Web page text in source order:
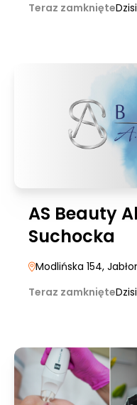
Teraz zamknięte
AS Beauty
Suchocka
Modlińska 154,
Teraz zamknięte